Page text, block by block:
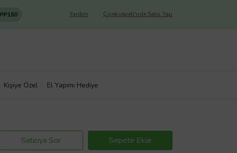
Çiçeksepeti'nde Satış Yap
Yardım
Kişiye Özel El Yapımı Hediye
Satıcıya Sor Sepete Ekle